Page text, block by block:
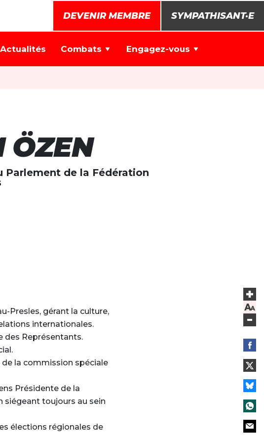
DEVENIR MEMBRE SYMPATHISANT·E
Actualités Combats Engagez-vous
-
ÖZEN
Parlement de la Fédération
Presles, gérant la culture,
internationales.
des Représentants.
de la commission spéciale
Présidente de la
toujours au sein
élections régionales de